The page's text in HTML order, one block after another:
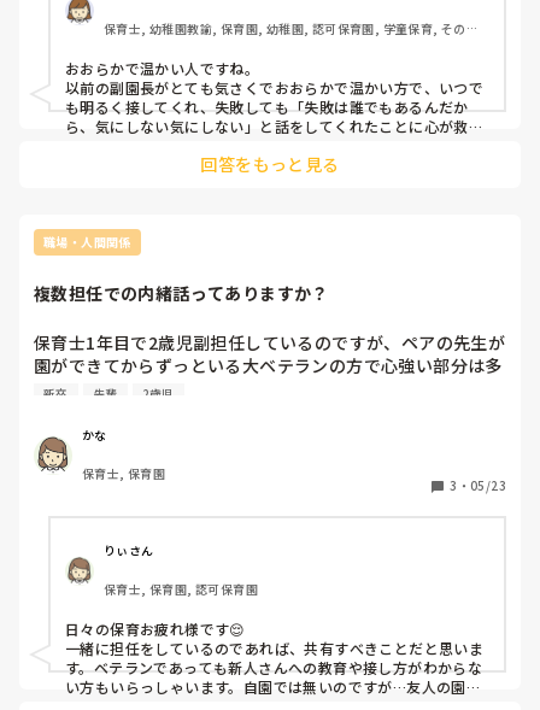
保育士, 幼稚園教諭, 保育園, 幼稚園, 認可保育園, 学童保育, その他
おおらかで温かい人ですね。
以前の副園長がとても気さくでおおらかで温かい方で、いつで
も明るく接してくれ、失敗しても「失敗は誰でもあるんだか
ら、気にしない気にしない」と話をしてくれたことに心が救わ
サービス残業もなく、全員のシフトを把握して「もう時間だか
ただ、大人同士の関係には厳しくて、「パートの先生が〇〇
で」と話すとめちゃめちゃ怒られて「正職員とか、パートとか
てくれる副園長でした。
回答をもっと見る
職場・人間関係
複数担任での内緒話ってありますか？
保育士1年目で2歳児副担任しているのですが、ペアの先生が
園ができてからずっといる大ベテランの方で心強い部分は多
いのですが、子どもの怪我のことやペアの先生が見つけた子
の先生に話している事が多くて、自分の知らない怪我などが
あったりして時々困っています。
また、それだけではなく急遽｢今週リーダーね｣と毎回伝えて
きたりパートの先生と内緒話のような事があったりしてこれ
って自分いる意味あるのかな？と最近思ってしまってます。
他の園ではこのようなことありますか？
ほんとは、辛くても1年は続けようと決めたので頑張りたい
のですがこれが続くと自分が鬱になったりしてしまいそうな
気がして辞めようか悩んでしまってる状態です。
新卒 先輩 2歳児
かな
保育士, 保育園
3 ・ 05/23
りぃさん
保育士, 保育園, 認可保育園
日々の保育お疲れ様です😌
一緒に担任をしているのであれば、共有すべきことだと思いま
す。ベテランであっても新人さんへの教育や接し方がわからな
い方もいらっしゃいます。自園では無いのですが…友人の園に